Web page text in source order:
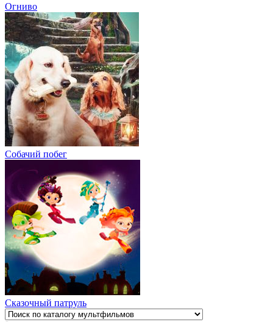
Огниво
Собачий побег
Сказочный патруль